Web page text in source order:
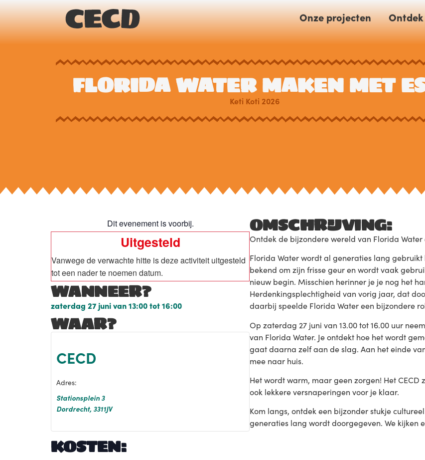
Onze projecten
FLORIDA WATER MAKEN MET
Keti Koti 2026
Dit evenement is voorbij.
Uitgesteld
Vanwege de verwachte hitte is deze activiteit uitgesteld
tot een nader te noemen datum.
WANNEER?
zaterdag 27 junivan13:00tot16:00
WAAR?
CECD
Adres:
Stationsplein 3
Dordrecht, 3311JV
KOSTEN:
OMSCHRIJVING:
Ontdek de bijzondere wereld van Florida Water
Florida Water wordt al generaties lang
bekend om zijn frisse geur en wordt vaak
nieuw begin. Misschien herinner je je nog het
Herdenkingsplechtigheid van vorig jaar, dat
daarbij speelde Florida Water een bijzondere
Op zaterdag 27 juni van 13.00 tot 16.00 uur
van Florida Water. Je ontdekt hoe het wordt
gaat daarna zelf aan de slag. Aan het einde
mee naar huis.
Het wordt warm, maar geen zorgen! Het
ook lekkere versnaperingen voor je klaar.
Kom langs, ontdek een bijzonder stukje
generaties lang wordt doorgegeven. We kijken